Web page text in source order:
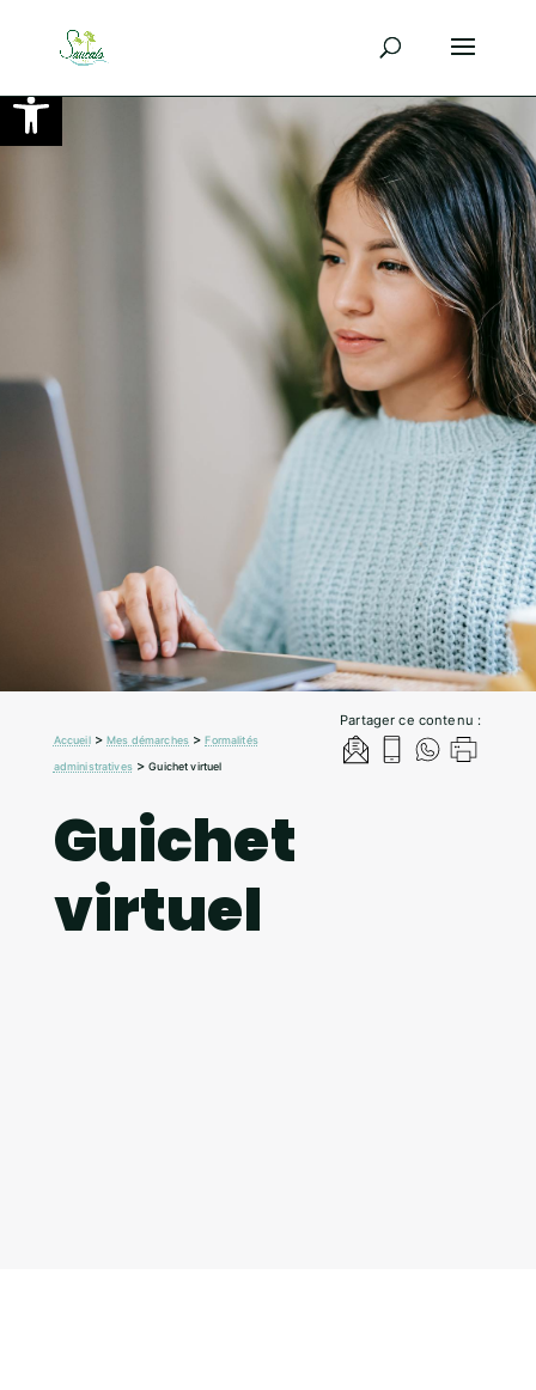
Ouvrir la barre d’outils
Partager ce contenu :
Accueil>Mes démarches >Formalités
administratives>Guichet virtuel
Guichet
virtuel